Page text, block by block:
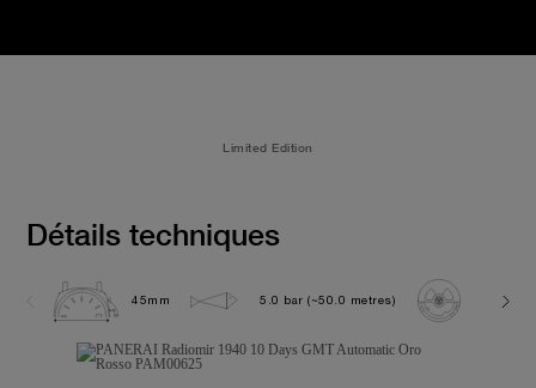
Limited Edition
Détails techniques
45mm 5.0 bar (~50.0 metres) P2003/